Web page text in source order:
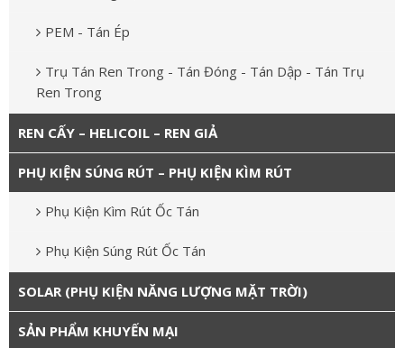
PEM - Tán Ép
Trụ Tán Ren Trong - Tán Đóng - Tán Dập - Tán Trụ
Ren Trong
REN CẤY – HELICOIL – REN GIẢ
PHỤ KIỆN SÚNG RÚT – PHỤ KIỆN KÌM RÚT
Phụ Kiện Kìm Rút Ốc Tán
Phụ Kiện Súng Rút Ốc Tán
SOLAR (PHỤ KIỆN NĂNG LƯỢNG MẶT TRỜI)
SẢN PHẨM KHUYẾN MẠI